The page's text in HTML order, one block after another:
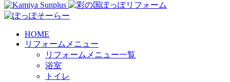
HOME
リフォームメニュー
リフォームメニュー一覧
浴室
トイレ